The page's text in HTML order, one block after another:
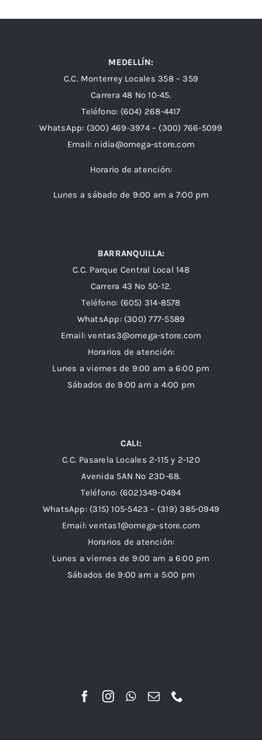
MEDELLÍN:
C.C. Monterrey Locales 358 – 359
Carrera 48 Nº 10-45.
Teléfono: (604) 268-4417
WhatsApp: (300) 469-3974 – (300) 766-5099
Email: nidia@omega-store.com
Horario de atención:
Lunes a sábado de 9:00 am a 7:00 pm
BARRANQUILLA:
C.C. Parque Central Local 148
Carrera 43 Nº 50-12.
Teléfono: (605) 314-8578
WhatsApp: (300) 777-5589
Email: ventas3@omega-store.com
Horarios de atención:
Lunes a viernes de 9:00 am a 6:00 pm
Sábados de 9:00 am a 4:00 pm
CALI:
C.C. Pasarela Locales 2-115 y 2-120
Avenida 5AN Nº 23D-68.
Teléfono: (602)349-0494
WhatsApp: (315) 105-5423 – (319) 385-0949
Email:ventas1@omega-store.com
Horarios de atención:
Lunes a viernes de 9:00 am a 6:00 pm
Sábados de 9:00 am a 5:00 pm